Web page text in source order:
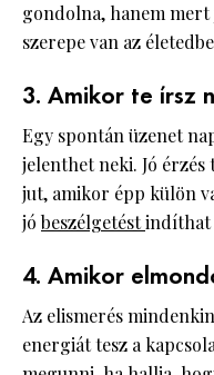
gondolna, hanem
szerepe van az
3. Amikor te írsz
Egy spontán üzenet
jelenthet neki. Jó
jut, amikor épp külön
jó beszélgetéstindíthat
4. Amikor
Az elismerés
energiát tesz a